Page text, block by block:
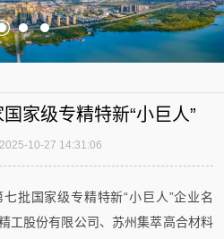
家级专精特新“小巨人”
10-27 14:31:06
批国家级专精特新“小巨人”企业名
工股份有限公司、苏州集萃高合材料